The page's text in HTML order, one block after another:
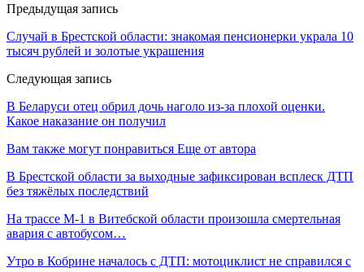
Предыдущая запись
Случай в Брестской области: знакомая пенсионерки украла 10
тысяч рублей и золотые украшения
Следующая запись
В Беларуси отец обрил дочь наголо из-за плохой оценки.
Какое наказание он получил
Вам также могут понравиться Еще от автора
В Брестской области за выходные зафиксирован всплеск ДТП
без тяжёлых последствий
На трассе М-1 в Витебской области произошла смертельная
авария с автобусом…
Утро в Кобрине началось с ДТП: мотоциклист не справился с